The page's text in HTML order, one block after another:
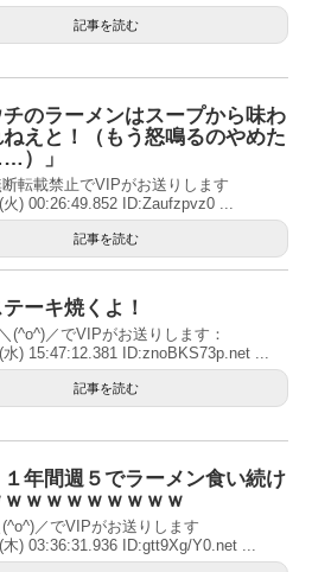
記事を読む
のラーメンはスープから味わ
えと！（もう怒鳴るのやめた
）」
転載禁止でVIPがお送りします
) 00:26:49.852 ID:Zaufzpvz0 ...
記事を読む
ーキ焼くよ！
(^o^)／でVIPがお送りします：
) 15:47:12.381 ID:znoBKS73p.net ...
記事を読む
１年間週５でラーメン食い続け
ｗｗｗｗｗｗｗｗ
／でVIPがお送りします
) 03:36:31.936 ID:gtt9Xg/Y0.net ...